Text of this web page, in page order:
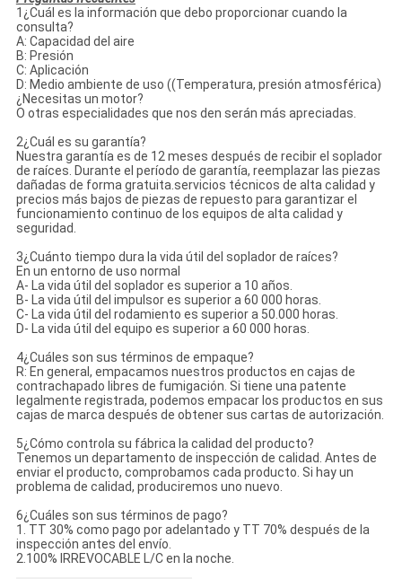
1¿Cuál es la información que debo proporcionar cuando la
consulta?
A: Capacidad del aire
B: Presión
C: Aplicación
D: Medio ambiente de uso ((Temperatura, presión atmosférica)
¿Necesitas un motor?
O otras especialidades que nos den serán más apreciadas.
2¿Cuál es su garantía?
Nuestra garantía es de 12 meses después de recibir el soplador
de raíces. Durante el período de garantía, reemplazar las piezas
dañadas de forma gratuita.servicios técnicos de alta calidad y
precios más bajos de piezas de repuesto para garantizar el
funcionamiento continuo de los equipos de alta calidad y
seguridad.
3¿Cuánto tiempo dura la vida útil del soplador de raíces?
En un entorno de uso normal
A- La vida útil del soplador es superior a 10 años.
B- La vida útil del impulsor es superior a 60 000 horas.
C- La vida útil del rodamiento es superior a 50.000 horas.
D- La vida útil del equipo es superior a 60 000 horas.
4¿Cuáles son sus términos de empaque?
R: En general, empacamos nuestros productos en cajas de
contrachapado libres de fumigación. Si tiene una patente
legalmente registrada, podemos empacar los productos en sus
cajas de marca después de obtener sus cartas de autorización.
5¿Cómo controla su fábrica la calidad del producto?
Tenemos un departamento de inspección de calidad. Antes de
enviar el producto, comprobamos cada producto. Si hay un
problema de calidad, produciremos uno nuevo.
6¿Cuáles son sus términos de pago?
1. TT 30% como pago por adelantado y TT 70% después de la
inspección antes del envío.
2.100% IRREVOCABLE L/C en la noche.